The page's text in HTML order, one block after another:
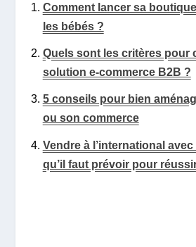
Comment lancer sa
les bébés ?
Quels sont les critères pour
solution e-commerce B2B ?
5 conseils pour bien
ou son commerce
Vendre à l’international
qu’il faut prévoir pour